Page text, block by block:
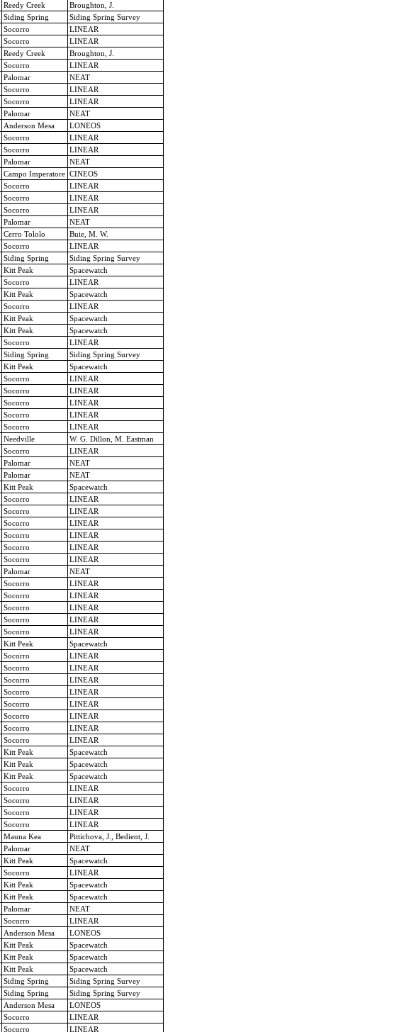
Reedy Creek
Broughton, J.
Siding Spring
Siding Spring Survey
Socorro
LINEAR
Socorro
LINEAR
Reedy Creek
Broughton, J.
Socorro
LINEAR
Palomar
NEAT
Socorro
LINEAR
Socorro
LINEAR
Palomar
NEAT
Anderson Mesa
LONEOS
Socorro
LINEAR
Socorro
LINEAR
Palomar
NEAT
Campo Imperatore CINEOS
Socorro
LINEAR
Socorro
LINEAR
Socorro
LINEAR
Palomar
NEAT
Cerro Tololo
Buie, M. W.
Socorro
LINEAR
Siding Spring
Siding Spring Survey
Kitt Peak
Spacewatch
Socorro
LINEAR
Kitt Peak
Spacewatch
Socorro
LINEAR
Kitt Peak
Spacewatch
Kitt Peak
Spacewatch
Socorro
LINEAR
Siding Spring
Siding Spring Survey
Kitt Peak
Spacewatch
Socorro
LINEAR
Socorro
LINEAR
Socorro
LINEAR
Socorro
LINEAR
Socorro
LINEAR
Needville
W. G. Dillon, M. Eastman
Socorro
LINEAR
Palomar
NEAT
Palomar
NEAT
Kitt Peak
Spacewatch
Socorro
LINEAR
Socorro
LINEAR
Socorro
LINEAR
Socorro
LINEAR
Socorro
LINEAR
Socorro
LINEAR
Palomar
NEAT
Socorro
LINEAR
Socorro
LINEAR
Socorro
LINEAR
Socorro
LINEAR
Socorro
LINEAR
Kitt Peak
Spacewatch
Socorro
LINEAR
Socorro
LINEAR
Socorro
LINEAR
Socorro
LINEAR
Socorro
LINEAR
Socorro
LINEAR
Socorro
LINEAR
Socorro
LINEAR
Kitt Peak
Spacewatch
Kitt Peak
Spacewatch
Kitt Peak
Spacewatch
Socorro
LINEAR
Socorro
LINEAR
Socorro
LINEAR
Socorro
LINEAR
Mauna Kea
Pittichova, J., Bedient, J.
Palomar
NEAT
Kitt Peak
Spacewatch
Socorro
LINEAR
Kitt Peak
Spacewatch
Kitt Peak
Spacewatch
Palomar
NEAT
Socorro
LINEAR
Anderson Mesa
LONEOS
Kitt Peak
Spacewatch
Kitt Peak
Spacewatch
Kitt Peak
Spacewatch
Siding Spring
Siding Spring Survey
Siding Spring
Siding Spring Survey
Anderson Mesa
LONEOS
Socorro
LINEAR
Socorro LINEAR